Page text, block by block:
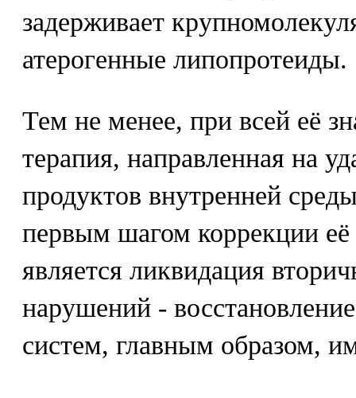
задерживает
атерогенные липопротеиды.
Тем не менее, при всей её
терапия, направленная на
продуктов внутренней
первым шагом коррекции
является ликвидация
нарушений -
систем, главным образом,